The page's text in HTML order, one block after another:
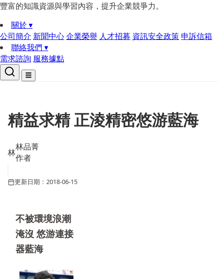
豐富的知識資源與學習內容，提升企業競爭力。
關於 ▾
公司簡介 新聞中心企業榮譽 人才招募 資訊安全政策 申訴信箱
聯絡我們 ▾
需求諮詢 服務據點
☰
精益求精 正淩精密悠游藍海
林
林品菁
作者
更新日期：2018-06-15
不被環境浪潮
淹沒 悠游連接
器藍海